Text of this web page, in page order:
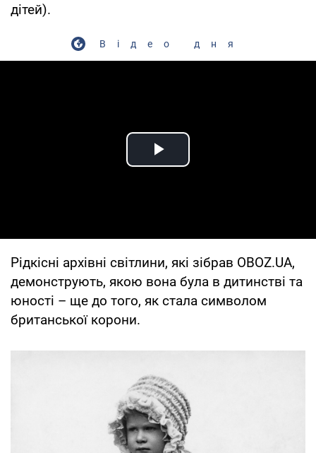
дітей).
Відео дня
Play Video
Рідкісні архівні світлини, які зібрав OBOZ.UA,
демонструють, якою вона була в дитинстві та
юності – ще до того, як стала символом
британської корони.